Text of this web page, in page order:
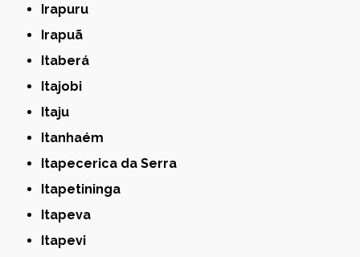
Irapuru
Irapuã
Itaberá
Itajobi
Itaju
Itanhaém
Itapecerica da Serra
Itapetininga
Itapeva
Itapevi